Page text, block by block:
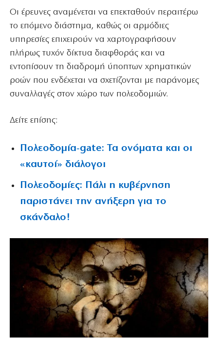
Οι έρευνες αναμένεται να επεκταθούν περαιτέρω
το επόμενο διάστημα, καθώς οι αρμόδιες
υπηρεσίες επιχειρούν να χαρτογραφήσουν
πλήρως τυχόν δίκτυα διαφθοράς και να
εντοπίσουν τη διαδρομή ύποπτων χρηματικών
ροών που ενδέχεται να σχετίζονται με παράνομες
συναλλαγές στον χώρο των πολεοδομιών.
Δείτε επίσης:
Πολεοδομία-gate: Τα ονόματα και οι
«καυτοί» διάλογοι
Πολεοδομίες: Πάλι η κυβέρνηση
παριστάνει την ανήξερη για το
σκάνδαλο!